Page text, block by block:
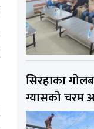
सिरहाका
ग्यासको चरम